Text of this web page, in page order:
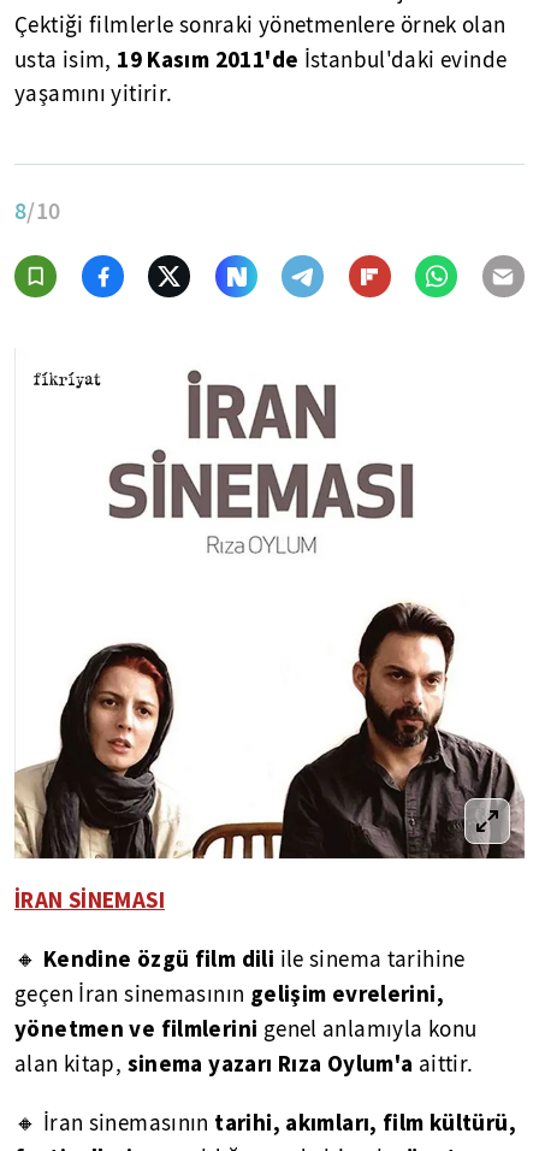
Çektiği filmlerle sonraki yönetmenlere örnek olan
usta isim, 19 Kasım 2011'de İstanbul'daki evinde
yaşamını yitirir.
8/10
İRAN SİNEMASI
🔸 Kendine özgü film dili ile sinema tarihine
geçen İran sinemasının gelişim evrelerini,
yönetmen ve filmlerini genel anlamıyla konu
alan kitap, sinema yazarı Rıza Oylum'a aittir.
🔸 İran sinemasının tarihi, akımları, film kültürü,